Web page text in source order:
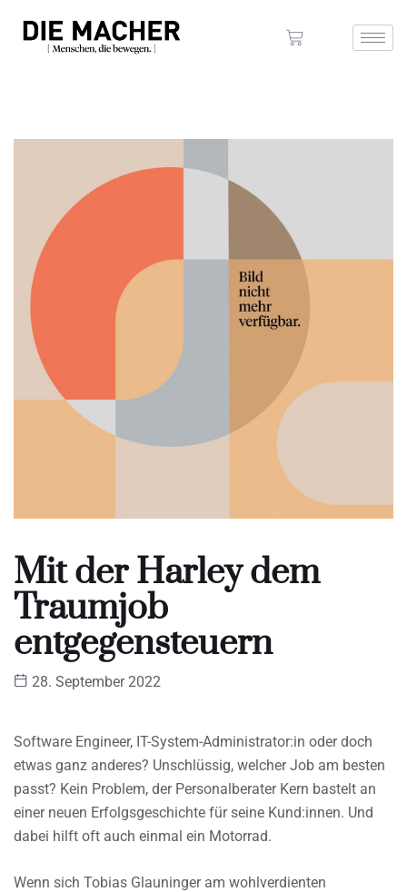
Mit der Harley dem
Traumjob
entgegensteuern
28. September 2022
Software Engineer, IT-System-Administrator:in oder doch
etwas ganz anderes? Unschlüssig, welcher Job am besten
passt? Kein Problem, der Personalberater Kern bastelt an
einer neuen Erfolgsgeschichte für seine Kund:innen. Und
dabei hilft oft auch einmal ein Motorrad.
Wenn sich Tobias Glauninger am wohlverdienten